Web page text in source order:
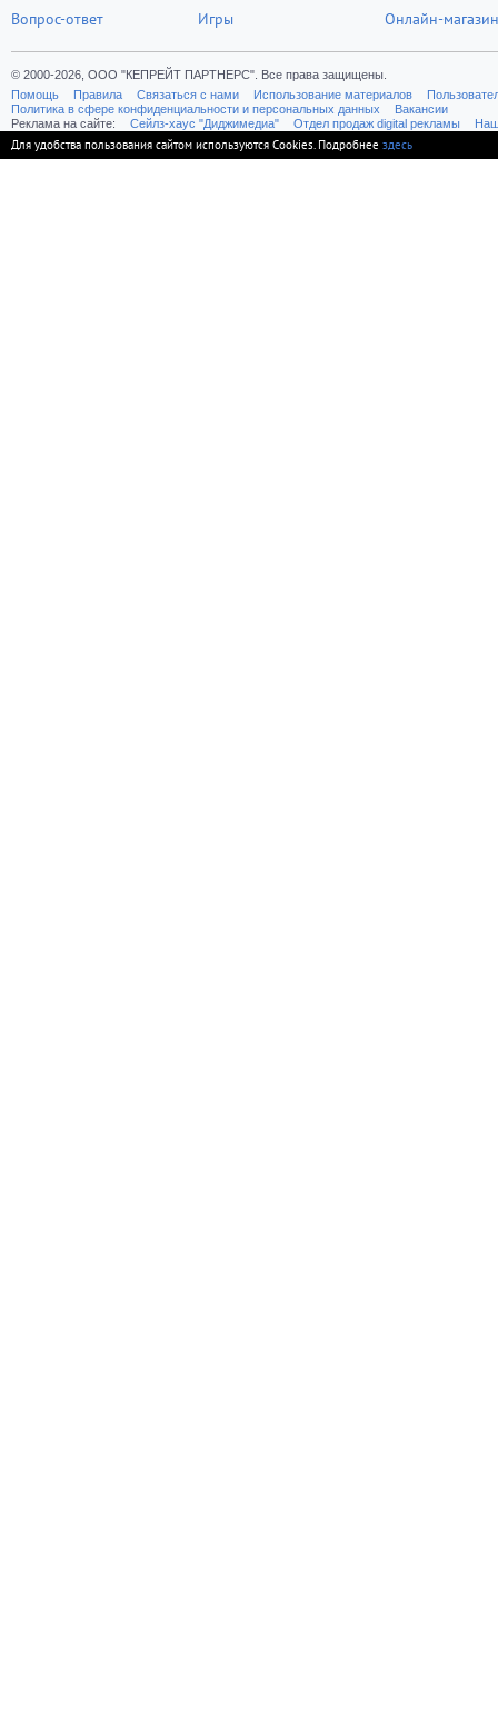
Вопрос-ответ
Игры
Онлайн-магазин
© 2000-2026, ООО "КЕПРЕЙТ ПАРТНЕРС". Все права защищены.
Помощь
Правила Связаться с нами Использование материалов
Политика в сфере конфиденциальности и персональных данных
Вакансии
Реклама на сайте:
Cейлз-хаус "Диджимедиа" Отдел продаж digital рекламы
Для удобства пользования сайтом используются Cookies. Подробнее здесь